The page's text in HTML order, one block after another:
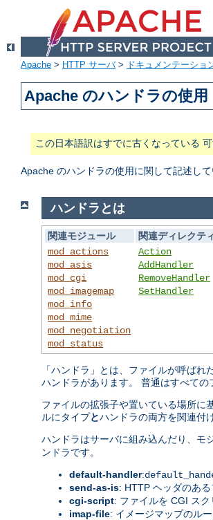
Apache > HTTP サーバ> ドキュメンテーショ
Apache のハンドラの使用
この日本語訳はすでに古くなっている
Apache のハンドラの使用に関して記述して
ハンドラとは
関連モジュール
関連ディレクテ
mod_actions
mod_asis
mod_cgi
mod_imagemap
mod_info
mod_mime
mod_negotiation
mod_status
Action
AddHandler
RemoveHandler
SetHandler
「ハンドラ」とは、ファイルが呼ば
ハンドラがあります。 普通はすべての
ファイルの拡張子や置いている場所に
ルにタイプとハンドラの両方を関連付
ハンドラはサーバに組み込んだり、モ
ンドラです。
default-handler:
send-as-is: HTTP ヘッダのあ
cgi-script: ファイルを CGI ス
imap-file: イメージマップのル